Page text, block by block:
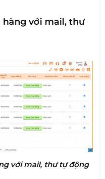
hàng với mail, thư
với mail, thư tự động